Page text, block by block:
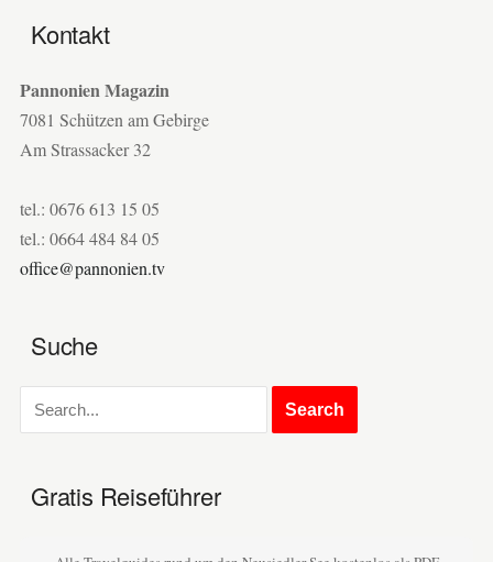
Kontakt
Pannonien Magazin
7081 Schützen am Gebirge
Am Strassacker 32
tel.: 0676 613 15 05
tel.: 0664 484 84 05
office@pannonien.tv
Suche
Gratis Reiseführer